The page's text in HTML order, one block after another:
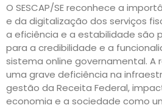
O SESCAP/SE reconhece a
e da digitalização dos serviços
a eficiência e a estabilidade são
para a credibilidade e a
sistema online governamental. A
uma grave deficiência na
gestão da Receita Federal,
economia e a sociedade como